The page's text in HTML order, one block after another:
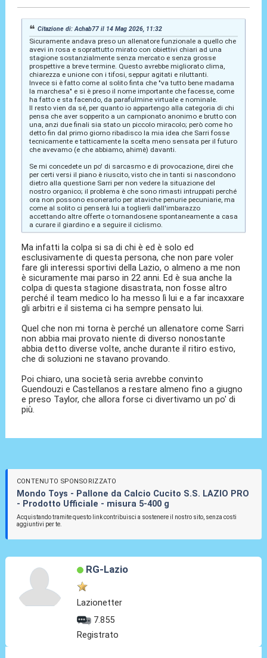
Citazione di: Achab77 il 14 Mag 2026, 11:32
Sicuramente andava preso un allenatore funzionale a quello che
avevi in rosa e soprattutto mirato con obiettivi chiari ad una
stagione sostanzialmente senza mercato e senza grosse
prospettive a breve termine. Questo avrebbe migliorato clima,
chiarezza e unione con i tifosi, seppur agitati e riluttanti.
Invece si è fatto come al solito finta che "va tutto bene madama
la marchesa" e si è preso il nome importante che facesse, come
ha fatto e sta facendo, da parafulmine virtuale e nominale.
Il resto vien da sé, per quanto io appartengo alla categoria di chi
pensa che aver sopperito a un campionato anonimo e brutto con
una, anzi due finali sia stato un piccolo miracolo; però come ho
detto fin dal primo giorno ribadisco la mia idea che Sarri fosse
tecnicamente e tatticamente la scelta meno sensata per il futuro
che avevamo (e che abbiamo, ahimè) davanti.
Se mi concedete un po' di sarcasmo e di provocazione, direi che
per certi versi il piano è riuscito, visto che in tanti si nascondono
dietro alla questione Sarri per non vedere la situazione del
nostro organico; il problema è che sono rimasti intruppati perché
ora non possono esonerarlo per ataviche penurie pecuniarie, ma
come al solito ci penserà lui a toglierli dall'imbarazzo
accettando altre offerte o tornandosene spontaneamente a casa
a curare il giardino e a seguire il ciclismo.
Ma infatti la colpa si sa di chi è ed è solo ed
esclusivamente di questa persona, che non pare voler
fare gli interessi sportivi della Lazio, o almeno a me non
è sicuramente mai parso in 22 anni. Ed è sua anche la
colpa di questa stagione disastrata, non fosse altro
perché il team medico lo ha messo lì lui e a far incaxxare
gli arbitri e il sistema ci ha sempre pensato lui.
Quel che non mi torna è perché un allenatore come Sarri
non abbia mai provato niente di diverso nonostante
abbia detto diverse volte, anche durante il ritiro estivo,
che di soluzioni ne stavano provando.
Poi chiaro, una società seria avrebbe convinto
Guendouzi e Castellanos a restare almeno fino a giugno
e preso Taylor, che allora forse ci divertivamo un po' di
più.
CONTENUTO SPONSORIZZATO
Mondo Toys - Pallone da Calcio Cucito S.S. LAZIO PRO
- Prodotto Ufficiale - misura 5-400 g
Acquistando tramite questo link contribuisci a sostenere il nostro sito, senza costi
aggiuntivi per te.
RG-Lazio
Lazionetter
7.855
Registrato